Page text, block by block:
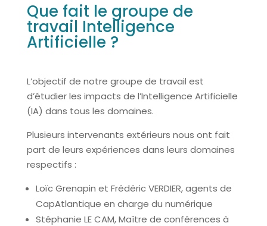
Que fait le groupe de
travail Intelligence
Artificielle ?
L’objectif de notre groupe de travail est
d’étudier les impacts de l’Intelligence Artificielle
(IA) dans tous les domaines.
Plusieurs intervenants extérieurs nous ont fait
part de leurs expériences dans leurs domaines
respectifs :
Loïc Grenapin et Frédéric VERDIER, agents de
CapAtlantique en charge du numérique
Stéphanie LE CAM, Maître de conférences à